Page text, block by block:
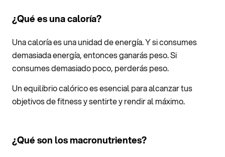
¿Qué es una caloría?
Una caloría es una unidad de energía. Y si consumes
demasiada energía, entonces ganarás peso. Si
consumes demasiado poco, perderás peso.
Un equilibrio calórico es esencial para alcanzar tus
objetivos de fitness y sentirte y rendir al máximo.
¿Qué son los macronutrientes?